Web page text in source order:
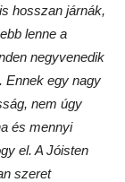
hosszan járnák,
lenne a
negyvenedik
Ennek egy nagy
nem úgy
és mennyi
el. A Jóisten
szeret